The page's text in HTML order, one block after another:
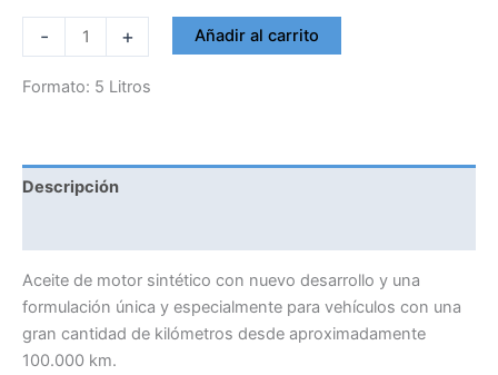
-
RAVENOL
10W60
HVS
+ Añadir al carrito
Formato: 5 Litros
Descripción
Aceite de motor sintético con nuevo desarrollo y una
formulación única y especialmente para vehículos con una
gran cantidad de kilómetros desde aproximadamente
100.000 km.